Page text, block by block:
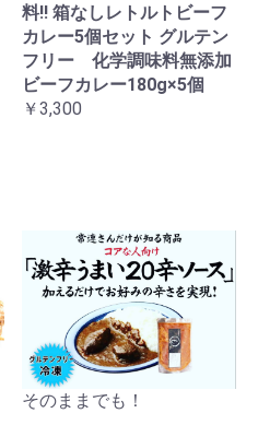
料!! 箱なしレトルトビーフ
カレー5個セット グルテン
フリー 化学調味料無添加
ビーフカレー180g×5個
￥3,300
そのままでも！